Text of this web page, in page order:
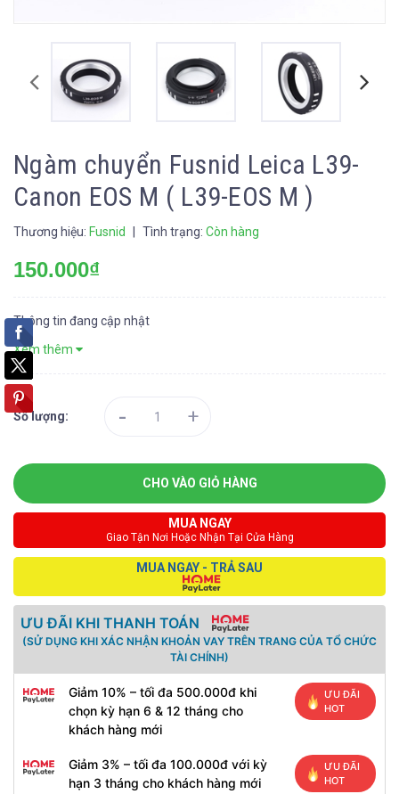
Ngàm chuyển Fusnid Leica L39-
Canon EOS M ( L39-EOS M )
Thương hiệu: Fusnid Tình trạng: Còn hàng
150.000₫
Thông tin đang cập nhật
Xem thêm
Số lượng: - +
CHO VÀO GIỎ HÀNG
MUA NGAY
Giao Tận Nơi Hoặc Nhận Tại Cửa Hàng
MUA NGAY - TRẢ SAU
ƯU ĐÃI KHI THANH TOÁN
(SỬ DỤNG KHI XÁC NHẬN KHOẢN VAY TRÊN TRANG CỦA TỔ CHỨC
TÀI CHÍNH)
Giảm 10% – tối đa 500.000đ khi
chọn kỳ hạn 6 & 12 tháng cho
khách hàng mới
ƯU ĐÃI
HOT
Giảm 3% – tối đa 100.000đ với kỳ
hạn 3 tháng cho khách hàng mới
ƯU ĐÃI
HOT